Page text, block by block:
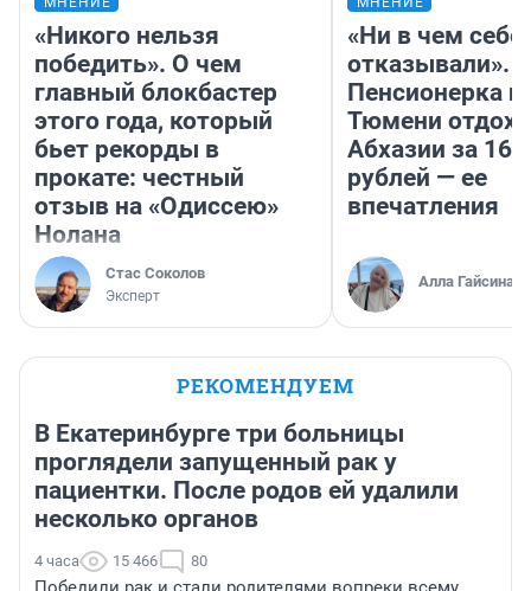
«Никого нельзя
победить». О чем
главный блокбастер
этого года, который
бьет рекорды в
прокате: честный
отзыв на «Одиссею»
Нолана
Стас Соколов
Эксперт
«Ни в чем себе
отказывали».
Пенсионерка
Тюмени
Абхазии за
рублей — ее
впечатления
Алла Гайсина
РЕКОМЕНДУЕМ
В Екатеринбурге три больницы
проглядели запущенный рак у
пациентки. После родов ей удалили
несколько органов
4 часа 15 466 80